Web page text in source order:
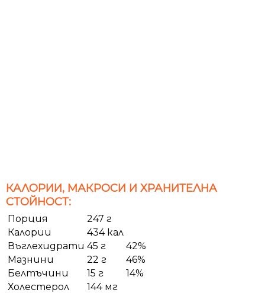
КАЛОРИИ, МАКРОСИ И ХРАНИТЕЛНА
СТОЙНОСТ:
Порция
247 г
Калории
434 кал
Въглехидрати 45 г
42%
Мазнини
22 г
46%
Белтъчини
15 г
14%
Холестерол
144 мг